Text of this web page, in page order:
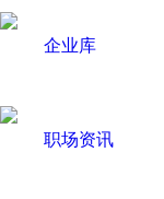
企业库
职场资讯